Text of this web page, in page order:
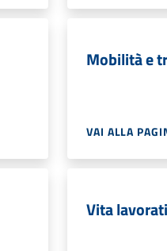
Mobilità e
VAI ALLA
Vita